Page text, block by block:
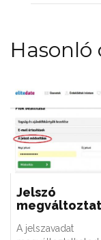
Hasonló
Jelszó
A jelszavadat